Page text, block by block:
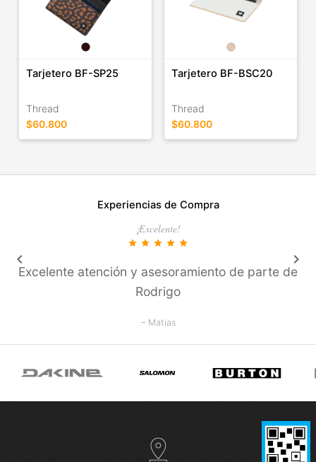
Tarjetero BF-SP25
Thread
$60.800
Tarjetero BF-BSC20
Thread
$60.800
Experiencias de Compra
¡Excelente!
star star star star star
Excelente atención y asesoramiento de parte de
Rodrigo
– Matias
keyboard_arrow_left keyboard_arrow_right